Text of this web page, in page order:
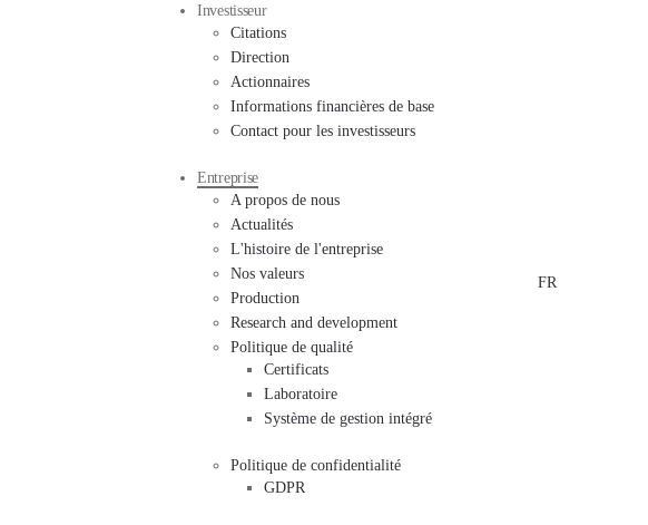
Investisseur
Citations
Direction
Actionnaires
Informations financières de base
Contact pour les investisseurs
Entreprise
A propos de nous
Actualités
L'histoire de l'entreprise
Nos valeurs
Production
Research and development
Politique de qualité
Certificats
Laboratoire
Système de gestion intégré
Politique de confidentialité
GDPR
FR